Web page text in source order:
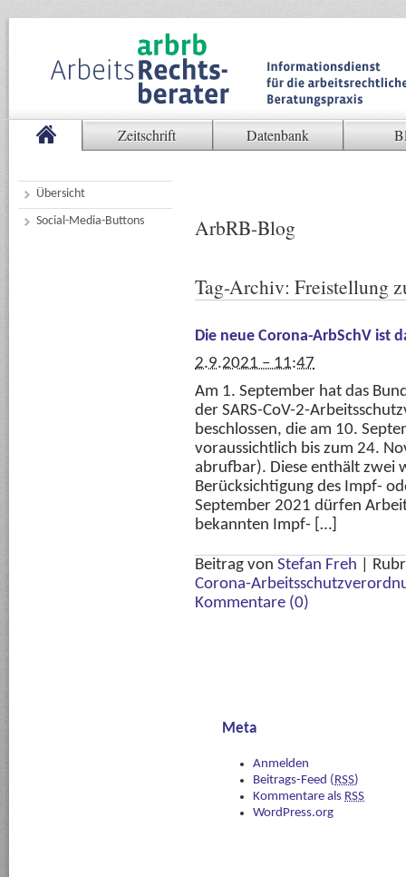
Zeitschrift Datenbank
Übersicht
Social-Media-Buttons
ArbRB-Blog
Tag-Archiv: Freistellung
Die neue Corona-ArbSchV ist
2.9.2021 – 11:47
Am 1. September hat das
der SARS-CoV-2-
beschlossen, die am 10.
voraussichtlich bis zum 24.
abrufbar). Diese enthält zwei
Berücksichtigung des Impf-
September 2021 dürfen
bekannten Impf- […]
Beitrag von Stefan Freh
Corona-
Kommentare (0)
Meta
Anmelden
Beitrags-Feed ( RSS)
Kommentare als RSS
WordPress.org